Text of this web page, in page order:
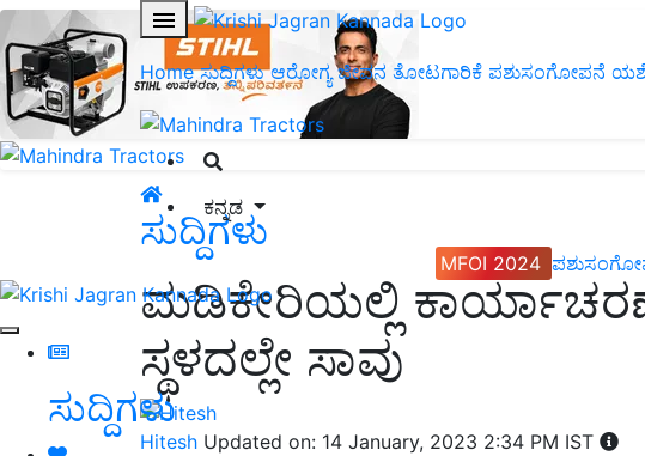
Home ಸುದ್ದಿಗಳು ಆರೋಗ್ಯ ಜೀವನ ತೋಟಗಾರಿಕೆ ಪಶುಸಂಗೋಪನೆ
ಕನ್ನಡ
MFOI 2024
ಸುದ್ದಿಗಳು
ಸುದ್ದಿಗಳು
ಮಡಿಕೇರಿಯಲ್ಲಿ
ಸ್ಥಳದಲ್ಲೇ ಸಾವು
Hitesh Updated on: 14 January, 2023 2:34 PM IST